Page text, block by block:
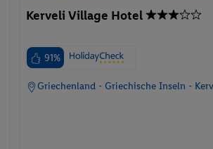
Kerveli Village Hotel
91%
Griechenland - Griechische Inseln -